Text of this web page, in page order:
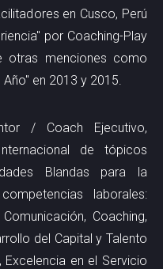
en Cusco, Perú
por Coaching-Play
otras menciones como
en 2013 y 2015.
/ Coach Ejecutivo,
de tópicos
Blandas para la
laborales:
Coaching,
del Capital y Talento
en el Servicio